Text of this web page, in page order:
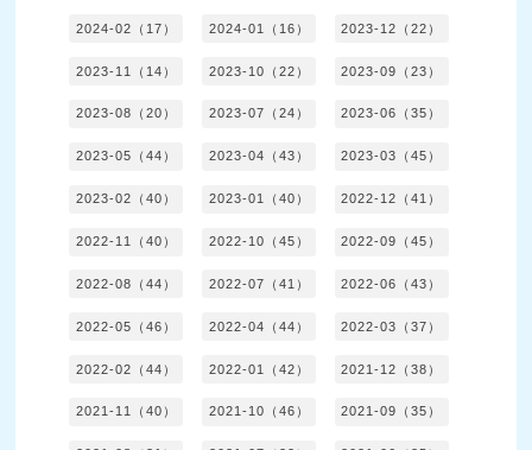
2024-02（17） 2024-01（16） 2023-12（22）
2023-11（14） 2023-10（22） 2023-09（23）
2023-08（20） 2023-07（24） 2023-06（35）
2023-05（44） 2023-04（43） 2023-03（45）
2023-02（40） 2023-01（40） 2022-12（41）
2022-11（40） 2022-10（45） 2022-09（45）
2022-08（44） 2022-07（41） 2022-06（43）
2022-05（46） 2022-04（44） 2022-03（37）
2022-02（44） 2022-01（42） 2021-12（38）
2021-11（40） 2021-10（46） 2021-09（35）